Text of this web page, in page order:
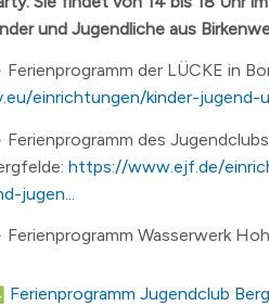
und Jugendliche aus
Ferienprogramm der LÜCKE in
einrichtungen/kinder-jugend-
Ferienprogramm des Jugendclubs
https://www.ejf.de/
jugen...
Ferienprogramm Wasserwerk
Ferienprogramm Jugendclub